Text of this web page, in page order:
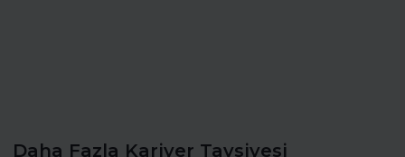
Daha Fazla Kariyer Tavsiyesi